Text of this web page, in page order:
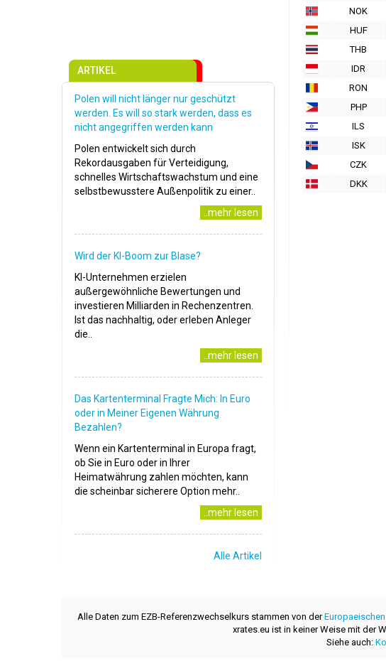
NOK
HUF
THB
IDR
RON
PHP
ILS
ISK
CZK
DKK
ARTIKEL
Polen will nicht länger nur geschützt
werden. Es will so stark werden, dass es
nicht angegriffen werden kann
Polen entwickelt sich durch
Rekordausgaben für Verteidigung,
schnelles Wirtschaftswachstum und eine
selbstbewusstere Außenpolitik zu einer..
..mehr lesen
Wird der KI-Boom zur Blase?
KI-Unternehmen erzielen
außergewöhnliche Bewertungen und
investieren Milliarden in Rechenzentren.
Ist das nachhaltig, oder erleben Anleger
die..
..mehr lesen
Das Kartenterminal Fragte Mich: In Euro
oder in Meiner Eigenen Währung
Bezahlen?
Wenn ein Kartenterminal in Europa fragt,
ob Sie in Euro oder in Ihrer
Heimatwährung zahlen möchten, kann
die scheinbar sicherere Option mehr..
..mehr lesen
Alle Artikel
Alle Daten zum EZB-Referenzwechselkurs stammen von der
xrates.eu ist in keiner Weise mit der
Siehe auch: